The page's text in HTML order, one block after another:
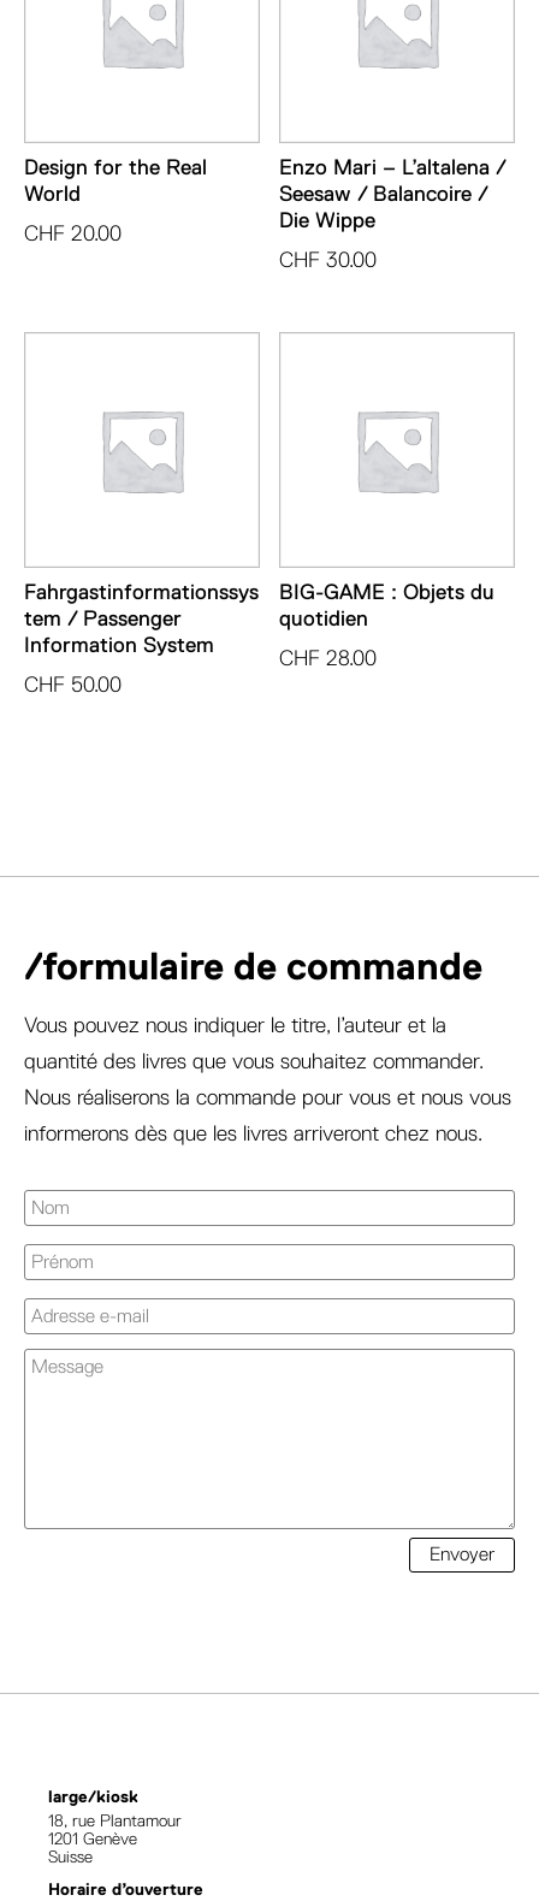
Design for the Real
World
CHF 20.00
Enzo Mari – L’altalena /
Seesaw / Balancoire /
Die Wippe
CHF 30.00
Fahrgastinformationssys
tem / Passenger
Information System
CHF 50.00
BIG-GAME : Objets du
quotidien
CHF 28.00
/formulaire de commande
Vous pouvez nous indiquer le titre, l’auteur et la
quantité des livres que vous souhaitez commander.
Nous réaliserons la commande pour vous et nous vous
informerons dès que les livres arriveront chez nous.
Envoyer
large/kiosk
18, rue Plantamour
1201 Genève
Suisse
Horaire d’ouverture